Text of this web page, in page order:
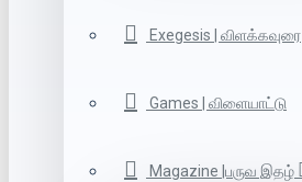
Exegesis | விளக்கவுரை
Games | விளையாட்டு
Magazine |பருவ இதழ்